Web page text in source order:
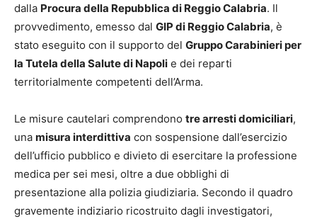
dalla Procura della Repubblica di Reggio Calabria. Il
provvedimento, emesso dal GIP di Reggio Calabria, è
stato eseguito con il supporto del Gruppo Carabinieri per
la Tutela della Salute di Napoli e dei reparti
territorialmente competenti dell’Arma.
Le misure cautelari comprendono tre arresti domiciliari,
una misura interdittiva con sospensione dall’esercizio
dell’ufficio pubblico e divieto di esercitare la professione
medica per sei mesi, oltre a due obblighi di
presentazione alla polizia giudiziaria. Secondo il quadro
gravemente indiziario ricostruito dagli investigatori,